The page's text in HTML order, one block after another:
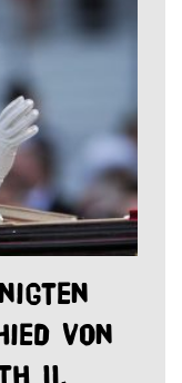
von
II.